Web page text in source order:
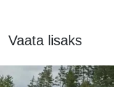
Vaata lisaks